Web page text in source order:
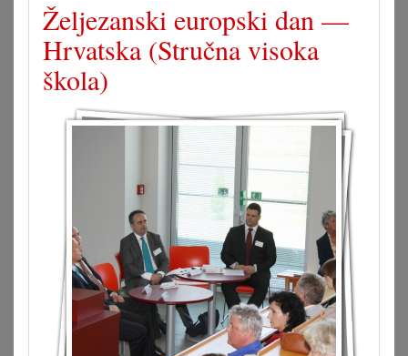
Željezanski europski dan —
Hrvatska (Stručna visoka
škola)